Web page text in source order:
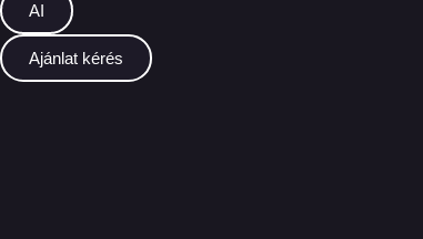
AI
Ajánlat kérés